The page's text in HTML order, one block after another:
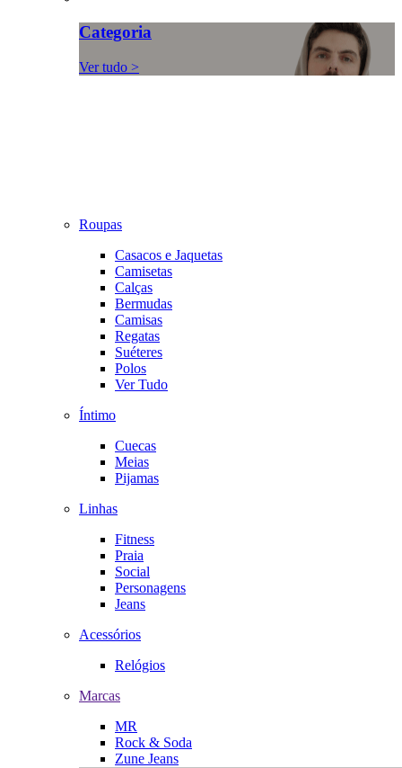
Categoria
Ver tudo >
Roupas
Casacos e Jaquetas
Camisetas
Calças
Bermudas
Camisas
Regatas
Suéteres
Polos
Ver Tudo
Íntimo
Cuecas
Meias
Pijamas
Linhas
Fitness
Praia
Social
Personagens
Jeans
Acessórios
Relógios
Marcas
MR
Rock & Soda
Zune Jeans